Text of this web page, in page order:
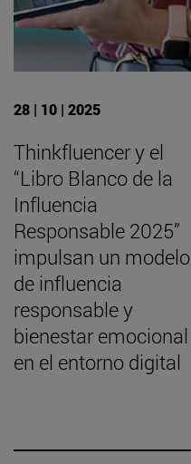
28 | 10 | 2025
Thinkfluencer y el
“Libro Blanco de la
Influencia
Responsable 2025”
impulsan un modelo
de influencia
responsable y
bienestar emocional
en el entorno digital